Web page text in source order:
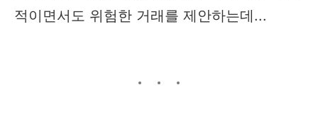
적이면서도 위험한 거래를 제안하는데...